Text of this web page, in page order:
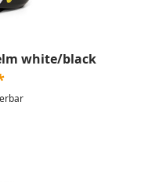
white/black